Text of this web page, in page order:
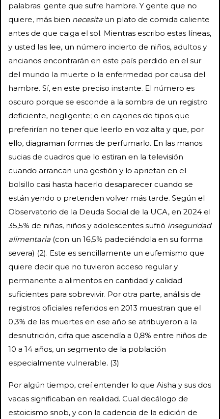
palabras: gente que sufre hambre. Y gente que no
quiere, más bien necesita un plato de comida caliente
antes de que caiga el sol. Mientras escribo estas líneas,
y usted las lee, un número incierto de niños, adultos y
ancianos encontrarán en este país perdido en el sur
del mundo la muerte o la enfermedad por causa del
hambre. Sí, en este preciso instante. El número es
oscuro porque se esconde a la sombra de un registro
deficiente, negligente; o en cajones de tipos que
preferirían no tener que leerlo en voz alta y que, por
ello, diagraman formas de perfumarlo. En las manos
sucias de cuadros que lo estiran en la televisión
cuando arrancan una gestión y lo aprietan en el
bolsillo casi hasta hacerlo desaparecer cuando se
están yendo o pretenden volver más tarde. Según el
Observatorio de la Deuda Social de la UCA, en 2024 el
35,5% de niñas, niños y adolescentes sufrió inseguridad
alimentaria (con un 16,5% padeciéndola en su forma
severa) (2). Este es sencillamente un eufemismo que
quiere decir que no tuvieron acceso regular y
permanente a alimentos en cantidad y calidad
suficientes para sobrevivir. Por otra parte, análisis de
registros oficiales referidos en 2013 muestran que el
0,3% de las muertes en ese año se atribuyeron a la
desnutrición, cifra que ascendía a 0,8% entre niños de
10 a 14 años, un segmento de la población
especialmente vulnerable. (3)
Por algún tiempo, creí entender lo que Aisha y sus dos
vacas significaban en realidad. Cual decálogo de
estoicismo snob, y con la cadencia de la edición de